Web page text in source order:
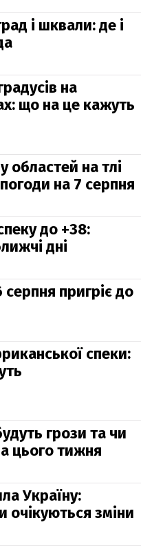
і шквали: де і
на
що на це кажуть
областей на тлі
на 7 серпня
до +38:
дні
серпня пригріє до
спеки:
грози та чи
цього тижня
Україну:
очікуються зміни